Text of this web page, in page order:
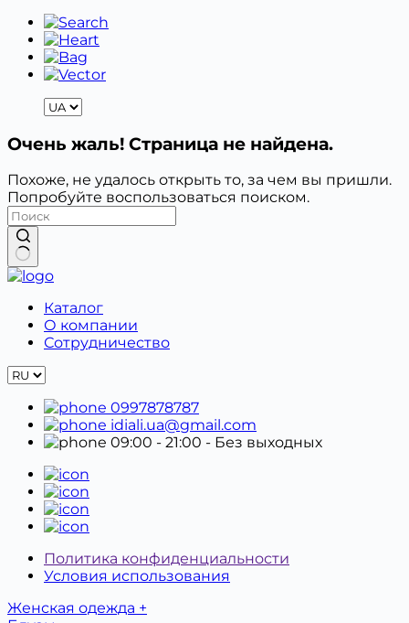
Очень жаль! Страница не найдена.
Похоже, не удалось открыть то, за чем вы пришли.
Попробуйте воспользоваться поиском.
Ничего
найденоКаталог
О компании
Сотрудничество
0997878787
idiali.ua@gmail.com
09:00 - 21:00 - Без выходных
Политика конфиденциальности
Условия использования
Женская одежда +